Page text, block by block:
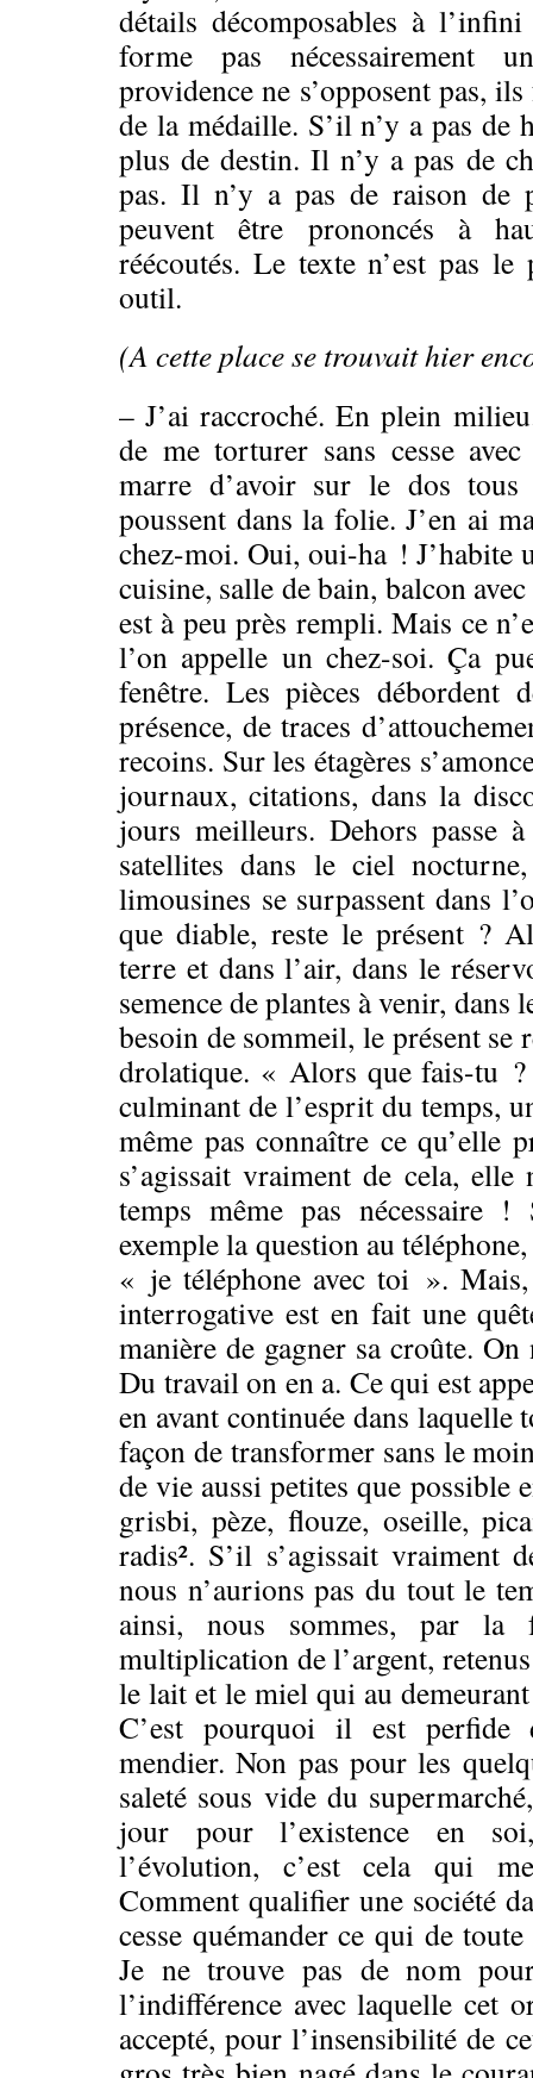
détails décomposables à
forme pas nécessairement
providence ne s’opposent pas,
de la médaille. S’il n’y a pas de
plus de destin. Il n’y a pas de
pas. Il n’y a pas de raison de
peuvent être prononcés à
réécoutés. Le texte n’est pas
outil.
(A cette place se trouvait hier
– J’ai raccroché. En plein
de me torturer sans cesse
marre d’avoir sur le dos
poussent dans la folie. J’en ai
chez-moi. Oui, oui-ha ! J’habite
cuisine, salle de bain, balcon
est à peu près rempli. Mais ce
l’on appelle un chez-soi. Ça
fenêtre. Les pièces débordent
présence, de traces
recoins. Sur les étagères
journaux, citations, dans la
jours meilleurs. Dehors passe
satellites dans le ciel
limousines se surpassent dans
que diable, reste le présent ?
terre et dans l’air, dans le
semence de plantes à venir, dans
besoin de sommeil, le présent se
drolatique. « Alors que fais-tu
culminant de l’esprit du temps,
même pas connaître ce qu’elle
s’agissait vraiment de cela,
temps même pas nécessaire
exemple la question au
« je téléphone avec toi ».
interrogative est en fait une
manière de gagner sa croûte.
Du travail on en a. Ce qui est
en avant continuée dans laquelle
façon de transformer sans le
de vie aussi petites que possible
grisbi, pèze, flouze, oseille,
radis². S’il s’agissait vraiment
nous n’aurions pas du tout le
ainsi, nous sommes, par la
multiplication de l’argent,
le lait et le miel qui au
C’est pourquoi il est perfide
mendier. Non pas pour les
saleté sous vide du
jour pour l’existence en
l’évolution, c’est cela qui
Comment qualifier une société
cesse quémander ce qui de
Je ne trouve pas de nom
l’indifférence avec laquelle cet
accepté, pour l’insensibilité de